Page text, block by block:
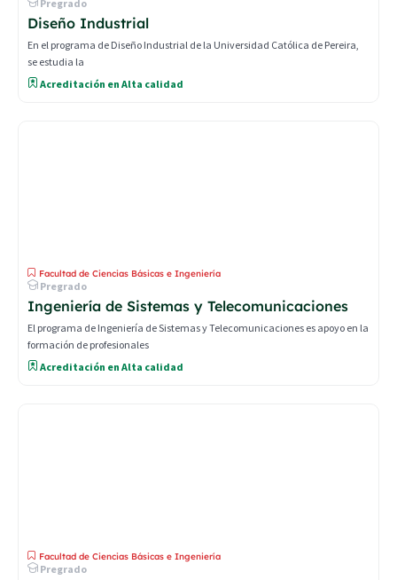
Pregrado
Diseño Industrial
En el programa de Diseño Industrial de la Universidad Católica de Pereira,
se estudia la
Acreditación en Alta calidad
Facultad de Ciencias Básicas e Ingeniería
Pregrado
Ingeniería de Sistemas y Telecomunicaciones
El programa de Ingeniería de Sistemas y Telecomunicaciones es apoyo en la
formación de profesionales
Acreditación en Alta calidad
Facultad de Ciencias Básicas e Ingeniería
Pregrado